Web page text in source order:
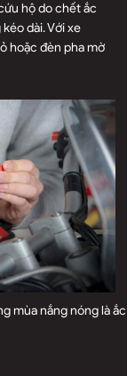
hộ do chết ắc
dài. Với xe
hoặc đèn pha mờ
mùa nắng nóng là ắc